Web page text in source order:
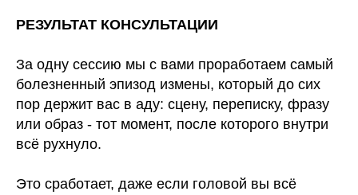
РЕЗУЛЬТАТ КОНСУЛЬТАЦИИ
За одну сессию мы с вами проработаем самый
болезненный эпизод измены, который до сих
пор держит вас в аду: сцену, переписку, фразу
или образ - тот момент, после которого внутри
всё рухнуло.
Это сработает, даже если головой вы всё